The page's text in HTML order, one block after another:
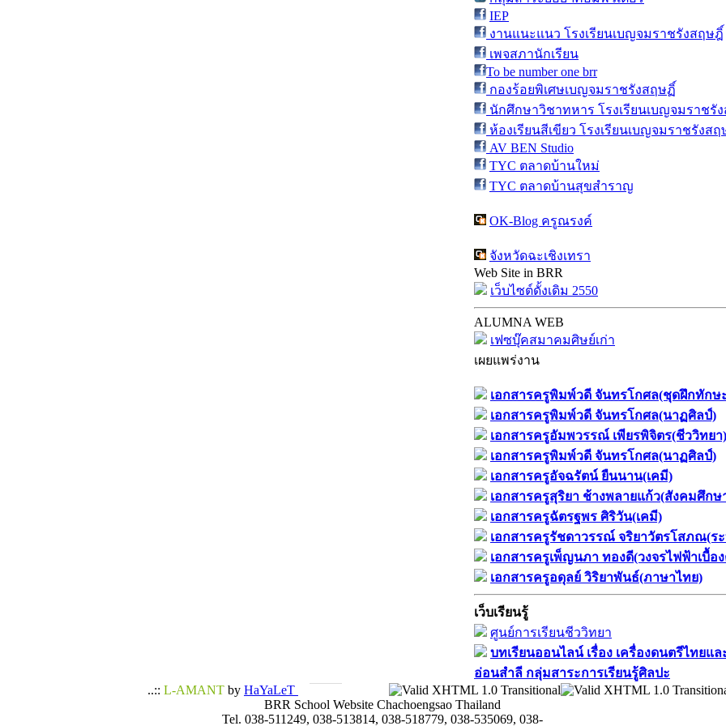
IEP
งานแนะแนว โรงเรียนเบญจมราชรังสฤษฎิ์
เพจสภานักเรียน
To be number one brr
กองร้อยพิเศษเบญจมราชรังสฤษฏิ์
นักศึกษาวิชาทหาร โรงเรียนเบญจมราชรั
ห้องเรียนสีเขียว โรงเรียนเบญจมราชรังสฤ
AV BEN Studio
TYC ตลาดบ้านใหม่
TYC ตลาดบ้านสุขสำราญ
OK-Blog ครูณรงค์
จังหวัดฉะเชิงเทรา
Web Site in BRR
เว็บไซต์ดั้งเดิม 2550
ALUMNA WEB
เฟซบุ๊คสมาคมศิษย์เก่า
เผยแพร่งาน
เอกสารครูพิมพ์วดี จันทรโกศล(ชุดฝึกทักษ
เอกสารครูพิมพ์วดี จันทรโกศล(นาฏศิลป์)
เอกสารครูอัมพวรรณ์ เพียรพิจิตร(ชีววิทยา)
เอกสารครูพิมพ์วดี จันทรโกศล(นาฏศิลป์)
เอกสารครูอัจฉรัตน์ ยืนนาน(เคมี)
เอกสารครูสุริยา ช้างพลายแก้ว(สังคมศึกษ
เอกสารครูฉัตรฐพร ศิริวัน(เคมี)
เอกสารครูรัชดาวรรณ์ จริยาวัตรโสภณ(ร
เอกสารครูเพ็ญนภา ทองดี(วงจรไฟฟ้าเบื้อ
เอกสารครูอดุลย์ วิริยาพันธ์(ภาษาไทย)
เว็บเรียนรู้
ศูนย์การเรียนชีววิทยา
บทเรียนออนไลน์​ เรื่อง​ เครื่องดนตรีไทย
อ่อนสำลี​ กลุ่มสาระการเรียนรู้ศิลปะ
..:: L-AMANT by HaYaLeT
BRR School Website Chachoengsao Thailand
Tel. 038-511249, 038-513814, 038-518779, 038-535069, 038-